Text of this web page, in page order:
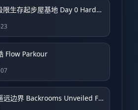
Day 0 极限生存起步屋基地 Day 0 Hardcore Survival Starter House Base
Flow Parkour
后室：遥远边界 Backrooms Unveiled Farside